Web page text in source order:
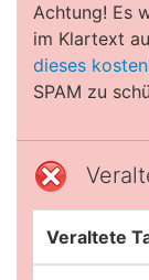
Achtung! Es
im Klartext
dieses
SPAM zu
Veraltete